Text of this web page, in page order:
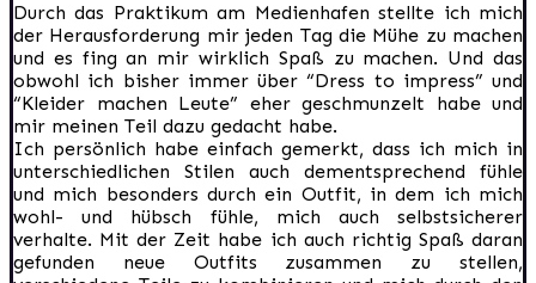
Durch das Praktikum am Medienhafen stellte ich mich
der Herausforderung mir jeden Tag die Mühe zu machen
und es fing an mir wirklich Spaß zu machen. Und das
obwohl ich bisher immer über “Dress to impress” und
“Kleider machen Leute” eher geschmunzelt habe und
mir meinen Teil dazu gedacht habe.
Ich persönlich habe einfach gemerkt, dass ich mich in
unterschiedlichen Stilen auch dementsprechend fühle
und mich besonders durch ein Outfit, in dem ich mich
wohl- und hübsch fühle, mich auch selbstsicherer
verhalte. Mit der Zeit habe ich auch richtig Spaß daran
gefunden neue Outfits zusammen zu stellen,